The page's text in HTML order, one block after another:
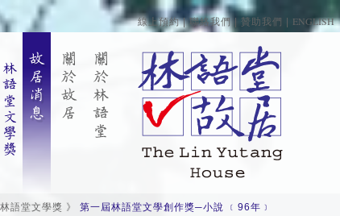
線上預約|聯絡我們| 贊助我們 ENGLISH
林語堂文學獎 》 第一屆林語堂文學創作獎─小說 ﹝96年﹞